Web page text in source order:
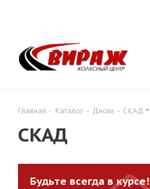
Главная - Каталог - Диски - СКАД
СКАД
Будьте всегда в курсе!